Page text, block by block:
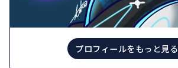
プロフィールをもっと見る